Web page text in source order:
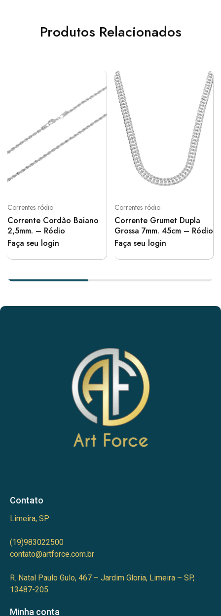
Produtos Relacionados
Correntes ródio
Corrente Cordão Baiano
2,5mm. – Ródio
Faça seu login
Correntes ródio
Corrente Grumet Dupla
Grossa 7mm. 45cm – Ródio
Faça seu login
Contato
Limeira, SP
(19)983022500
contato@artforce.com.br
R. Natal Paulo Gulo, 467 – Jardim Gloria, Limeira – SP,
13487-205
Minha conta